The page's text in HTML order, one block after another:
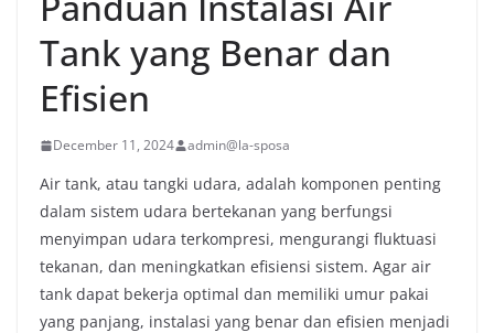
Tank yang Benar dan
Efisien
December 11, 2024 admin@la-sposa
Air tank, atau tangki udara, adalah komponen penting
dalam sistem udara bertekanan yang berfungsi
menyimpan udara terkompresi, mengurangi fluktuasi
tekanan, dan meningkatkan efisiensi sistem. Agar air
tank dapat bekerja optimal dan memiliki umur pakai
yang panjang, instalasi yang benar dan efisien menjadi